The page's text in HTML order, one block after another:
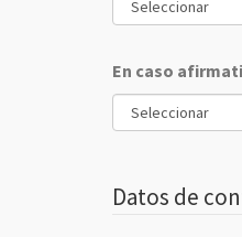
En caso
Datos de